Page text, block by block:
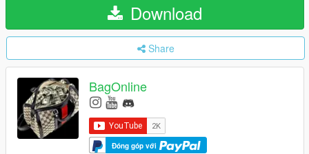
Download
Share
BagOnline
Đóng góp với